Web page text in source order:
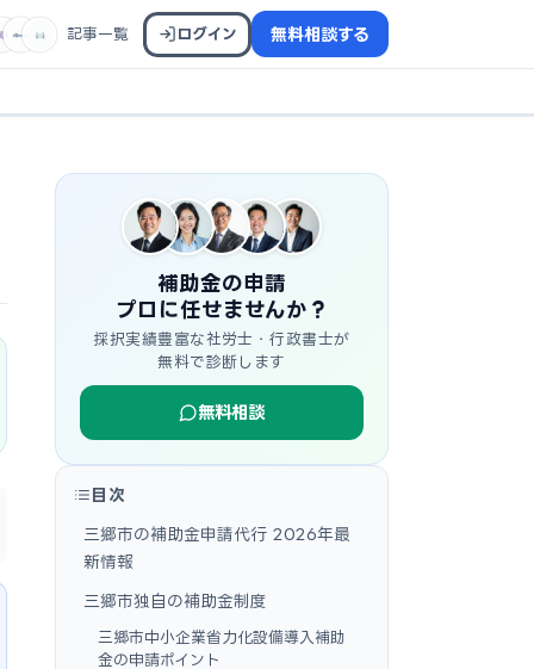
記事一覧 ログイン 無料相談する
補助金の申請
プロに任せませんか？
採択実績豊富な社労士・行政書士が
無料で診断します
無料相談
目次
三郷市の補助金申請代行 2026年最
新情報
三郷市独自の補助金制度
三郷市中小企業省力化設備導入補助
金の申請ポイント